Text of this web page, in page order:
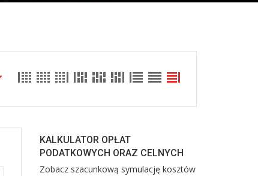
KALKULATOR OPŁAT
PODATKOWYCH ORAZ CELNYCH
Zobacz szacunkową symulację kosztów